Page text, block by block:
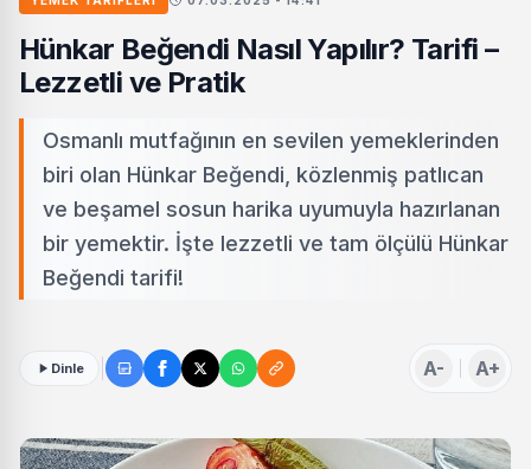
Hünkar Beğendi Nasıl Yapılır? Tarifi –
Lezzetli ve Pratik
Osmanlı mutfağının en sevilen yemeklerinden
biri olan Hünkar Beğendi, közlenmiş patlıcan
ve beşamel sosun harika uyumuyla hazırlanan
bir yemektir. İşte lezzetli ve tam ölçülü Hünkar
Beğendi tarifi!
Dinle A- A+